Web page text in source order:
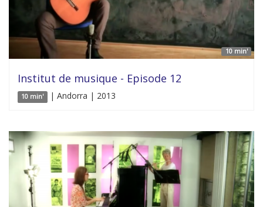
10 min'
Institut de musique - Episode 12
10 min' | Andorra | 2013